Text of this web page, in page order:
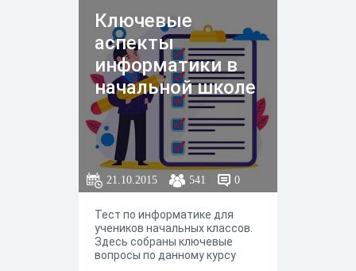
Ключевые
аспекты
информатики в
начальной школе
21.10.2015 541 0
Тест по информатике для
учеников начальных классов.
Здесь собраны ключевые
вопросы по данному курсу